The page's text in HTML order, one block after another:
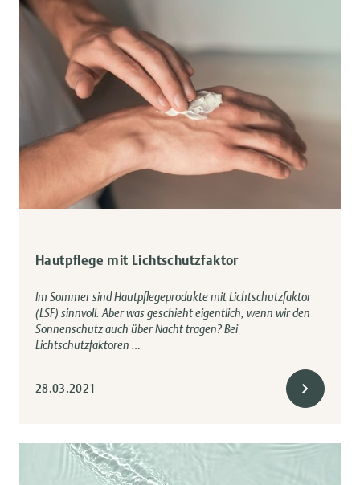
Hautpflege mit Lichtschutzfaktor
Im Sommer sind Hautpflegeprodukte mit Lichtschutzfaktor
(LSF) sinnvoll. Aber was geschieht eigentlich, wenn wir den
Sonnenschutz auch über Nacht tragen? Bei
Lichtschutzfaktoren …
28.03.2021